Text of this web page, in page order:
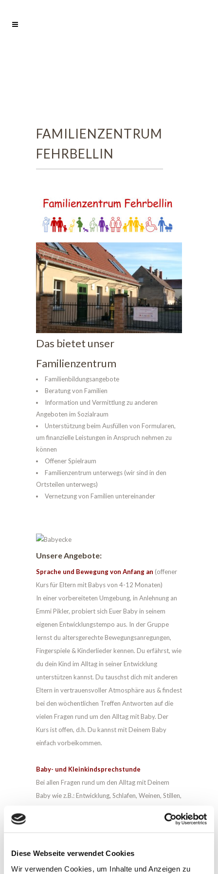
Diese Webseite verwendet Cookies
Wir verwenden Cookies, um Inhalte und Anzeigen zu
FAMILIENZENTRUM
FEHRBELLIN
Das bietet unser
Familienzentrum
Familienbildungsangebote
Beratung von Familien
Information und Vermittlung zu anderen
Angeboten im Sozialraum
Unterstützung beim Ausfüllen von Formularen,
um finanzielle Leistungen in Anspruch nehmen zu
können
Offener Spielraum
Familienzentrum unterwegs (wir sind in den
Ortsteilen unterwegs)
Vernetzung von Familien untereinander
Unsere Angebote:
Sprache und Bewegung von Anfang an (offener
Kurs für Eltern mit Babys von 4-12 Monaten)
In einer vorbereiteten Umgebung, in Anlehnung an
Emmi Pikler, probiert sich Euer Baby in seinem
eigenen Entwicklungstempo aus. In der Gruppe
lernst du altersgerechte Bewegungsanregungen,
Fingerspiele & Kinderlieder kennen. Du erfährst, wie
du dein Kind im Alltag in seiner Entwicklung
unterstützen kannst. Du tauschst dich mit anderen
Eltern in vertrauensvoller Atmosphäre aus & findest
bei den wöchentlichen Treffen Antworten auf die
vielen Fragen rund um den Alltag mit Baby. Der
Kurs ist offen, d.h. Du kannst mit Deinem Baby
einfach vorbeikommen.
Baby- und Kleinkindsprechstunde
Bei allen Fragen rund um den Alltag mit Deinem
Baby wie z.B.: Entwicklung, Schlafen, Weinen, Stillen,
Babymassage